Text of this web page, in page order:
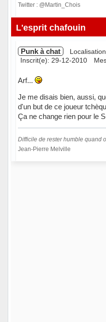
Twitter : @Martin_Chois
Hors ligne
L'esprit chafouin
Punk à chat
Inscrit(e): 29-12-2010
Arf...
Je me disais bien, aussi,
d'un but de ce joueur
Ça ne change rien pour le
Difficile de rester humble quand
Jean-Pierre Melville